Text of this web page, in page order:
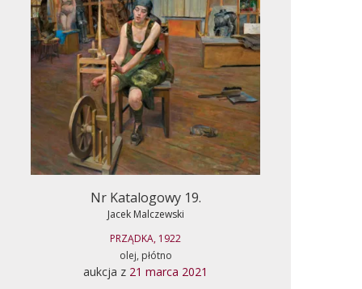
Nr Katalogowy 19.
Jacek Malczewski
PRZĄDKA, 1922
olej, płótno
aukcja z 21 marca 2021